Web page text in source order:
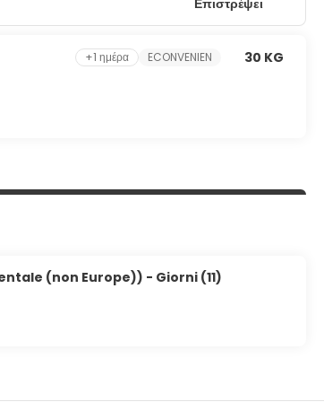
+1 ημέρα ECONVENIEN 30 KG
(non Europe)) - Giorni (11)